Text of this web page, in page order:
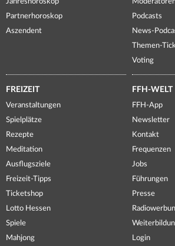
Jahreshoroskop
Partnerhoroskop
Aszendent
Podcasts
News-
Themen-
Voting
FREIZEIT
Veranstaltungen
Spielplätze
Rezepte
Meditation
Ausflugsziele
Freizeit-Tipps
Ticketshop
Lotto Hessen
Spiele
Mahjong
FFH-WELT
FFH-App
Newsletter
Kontakt
Frequenzen
Jobs
Führungen
Presse
Login